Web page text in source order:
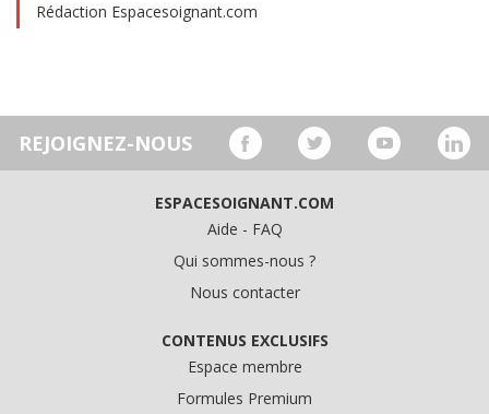
Rédaction Espacesoignant.com
REJOIGNEZ-NOUS
ESPACESOIGNANT.COM
Aide - FAQ
Qui sommes-nous ?
Nous contacter
CONTENUS EXCLUSIFS
Espace membre
Formules Premium